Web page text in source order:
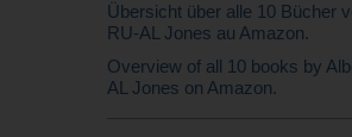
Übersicht über alle 10 Bücher
RU-AL Jones au Amazon.
Overview of all 10 books by
AL Jones on Amazon.